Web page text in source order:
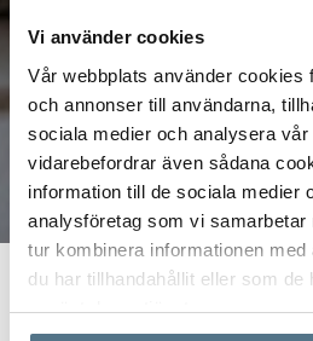
Vi använder cookies
Vår webbplats använder cookies
och annonser till användarna,
sociala medier och analysera
vidarebefordrar även sådana
information till de sociala medier
analysföretag som vi
tur kombinera informationen
du har tillhandahållit eller som
använt deras tjänster.
Start